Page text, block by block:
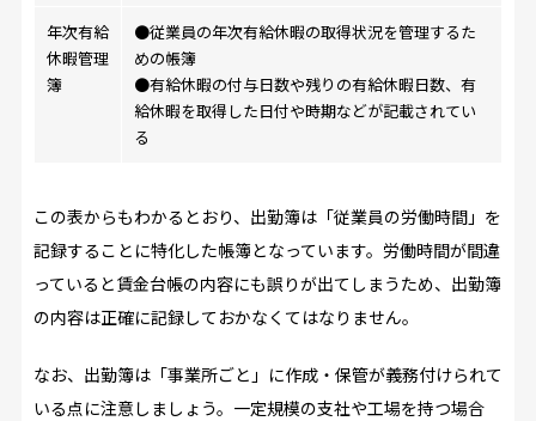
年次有給
休暇管理
簿
●従業員の年次有給休暇の取得状況を管理するた
めの帳簿
●有給休暇の付与日数や残りの有給休暇日数、有
給休暇を取得した日付や時期などが記載されてい
る
この表からもわかるとおり、出勤簿は「従業員の労働時間」を
記録することに特化した帳簿となっています。労働時間が間違
っていると賃金台帳の内容にも誤りが出てしまうため、出勤簿
の内容は正確に記録しておかなくてはなりません。
なお、出勤簿は「事業所ごと」に作成・保管が義務付けられて
いる点に注意しましょう。一定規模の支社や工場を持つ場合